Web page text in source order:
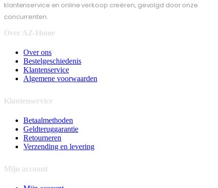
klantenservice en online verkoop creëren, gevolgd door onze
concurrenten.
Over AZ-Home
Over ons
Bestelgeschiedenis
Klantenservice
Algemene voorwaarden
Klantenservice
Betaalmethoden
Geldteruggarantie
Retourneren
Verzending en levering
Mijn account